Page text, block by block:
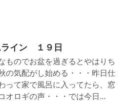
ライン １９日
ものでお盆を過ぎるとやはりち
の気配がし始める・・・昨日仕
って家で風呂に入ってたら、窓
オロギの声・・・では今日...